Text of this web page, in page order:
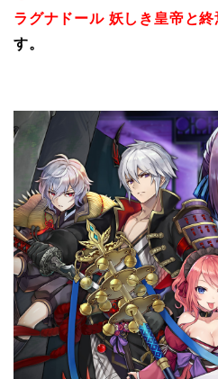
ラグナドール 妖しき皇帝と
す。